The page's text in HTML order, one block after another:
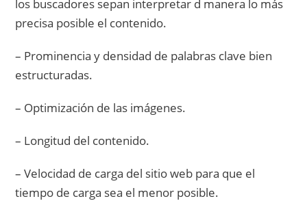
los buscadores sepan interpretar d manera lo más
precisa posible el contenido.
– Prominencia y densidad de palabras clave bien
estructuradas.
– Optimización de las imágenes.
– Longitud del contenido.
– Velocidad de carga del sitio web para que el
tiempo de carga sea el menor posible.